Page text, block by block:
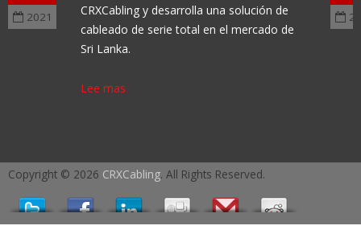
2021
CRXCabling y desarrolla una solución de
cableado de serie total en el mercado de
Sri Lanka.
Lee mas
Copyright © 2026 CRXCabling. All Rights Reserved.